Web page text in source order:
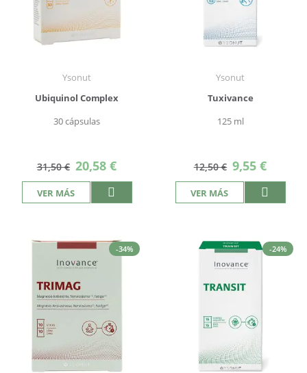
Ysonut
Ubiquinol Complex
30 cápsulas
31,50 € Precio
especial
20,58 €
VER MÁS
Ysonut
Tuxivance
125 ml
12,50 € Precio
especial
9,55 €
VER MÁS
-34% -24%